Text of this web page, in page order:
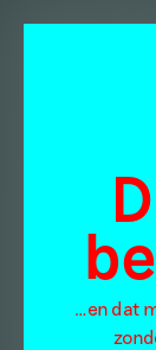
…en dat